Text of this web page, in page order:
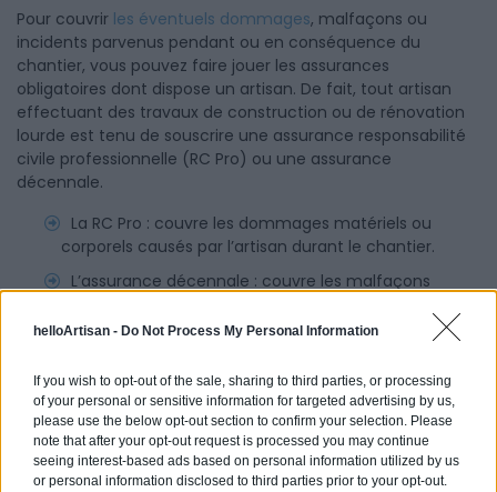
helloArtisan - Do Not Process My Personal Information
If you wish to opt-out of the sale, sharing to third parties, or processing
of your personal or sensitive information for targeted advertising by us,
please use the below opt-out section to confirm your selection. Please
note that after your opt-out request is processed you may continue
seeing interest-based ads based on personal information utilized by us
or personal information disclosed to third parties prior to your opt-out.
Pour couvrir les éventuels dommages, malfaçons ou
incidents parvenus pendant ou en conséquence du
chantier, vous pouvez faire jouer les assurances
obligatoires dont dispose un artisan. De fait, tout artisan
effectuant des travaux de construction ou de rénovation
lourde est tenu de souscrire une assurance responsabilité
civile professionnelle (RC Pro) ou une assurance
décennale.
La RC Pro : couvre les dommages matériels ou
corporels causés par l’artisan durant le chantier.
L’assurance décennale : couvre les malfaçons
notamment en cas de fissures ou d’affaissements.
Ayez le bon réflexe : avant le début du chantier, demandez
une copie de l’attestation d’assurance pour vérifier qu’elle
est à jour et qu’elle couvre bien votre type de projet.